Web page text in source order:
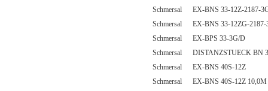
Schmersal EX-BNS 33-12Z-2187-
Schmersal EX-BNS 33-12ZG-2187-
Schmersal EX-BPS 33-3G/D
Schmersal DISTANZSTUECK BN
Schmersal EX-BNS 40S-12Z
Schmersal EX-BNS 40S-12Z 10,0M